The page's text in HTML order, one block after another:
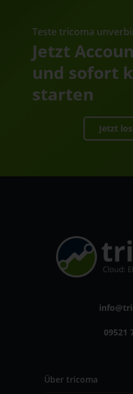
Teste tricoma
Jetzt
und sofort
starten
Jetzt
09521
Über tricoma